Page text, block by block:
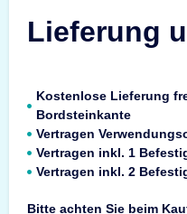
Lieferung
Kostenlose Lieferung
Bordsteinkante
Vertragen
Vertragen inkl. 1
Vertragen inkl. 2
Bitte achten Sie beim